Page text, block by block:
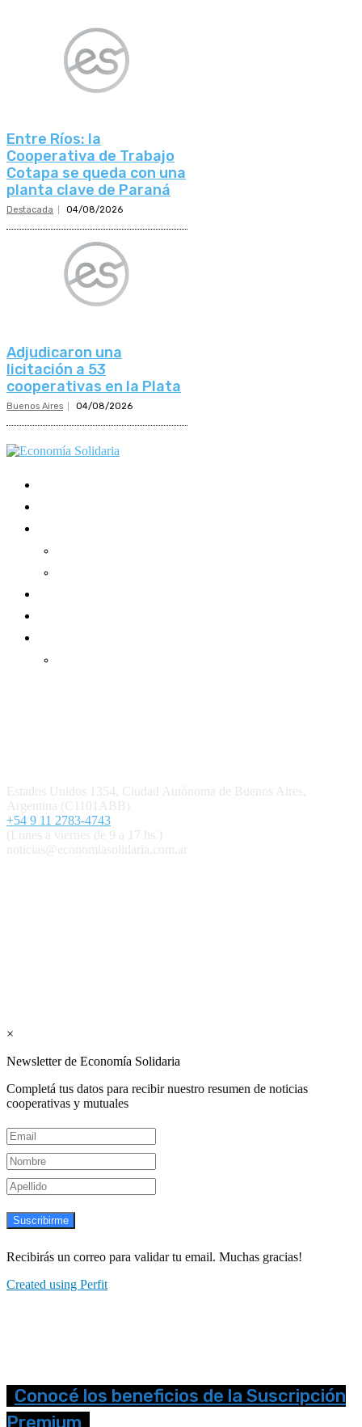
Entre Ríos: la
Cooperativa de Trabajo
Cotapa se queda con una
planta clave de Paraná
Destacada 04/08/2026
Adjudicaron una
licitación a 53
cooperativas en la Plata
Buenos Aires 04/08/2026
Estados Unidos 1354, Ciudad Autónoma de Buenos Aires,
Argentina (C1101ABB)
+54 9 11 2783-4743
(Lunes a viernes de 9 a 17 hs.)
noticias@economiasolidaria.com.ar
×
Newsletter de Economía Solidaria
Completá tus datos para recibir nuestro resumen de noticias
cooperativas y mutuales
Suscribirme
Recibirás un correo para validar tu email. Muchas gracias!
Created using Perfit
Conocé los beneficios de la Suscripción